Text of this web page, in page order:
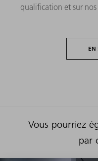
qualification et sur
EN
Vous pourriez
par